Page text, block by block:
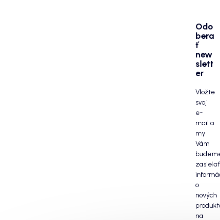
Odo
bera
ť
new
slett
er
Vložte
svoj
e-
mail a
my
Vám
zasielať
o
nových
na